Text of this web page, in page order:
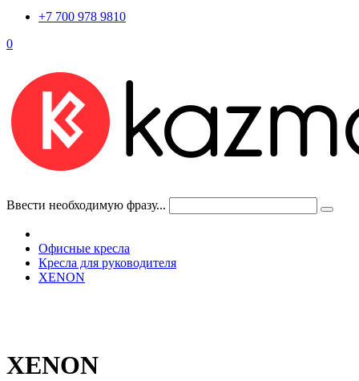
+7 700 978 9810
0
Ввести необходимую фразу...
Офисные кресла
Кресла для руководителя
XENON
XENON